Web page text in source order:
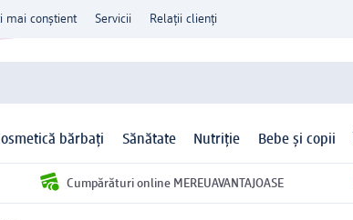
mai conștient Servicii Relații clienți
bărbați Sănătate Nutriție Bebe și copii
Cumpărături online MEREUAVANTAJOASE